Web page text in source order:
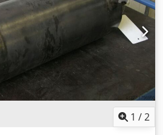
1 /2